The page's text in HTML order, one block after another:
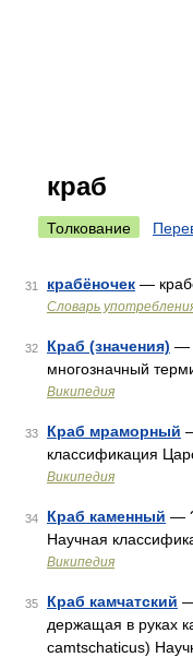
краб
Толкование
31 крабёночек —
Словарь
32 Краб (значения) —
многозначный
Википедия
33 Краб мраморный
классификация
Википедия
34 Краб каменный —
Научная
Википедия
35 Краб камчатский
держащая в руках
camtschaticus)